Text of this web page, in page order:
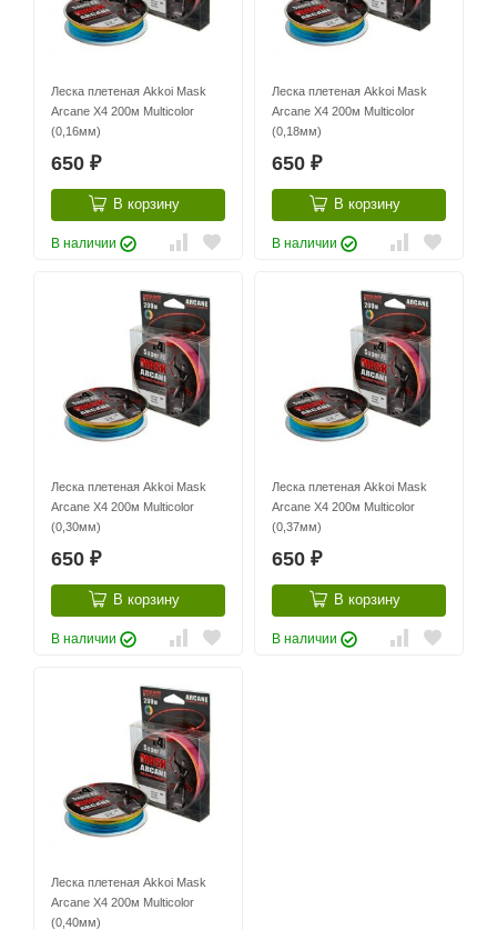
Леска плетеная Akkoi Mask
Arcane X4 200м Multicolor
(0,16мм)
650 ₽
В корзину
В наличии
Леска плетеная Akkoi Mask
Arcane X4 200м Multicolor
(0,18мм)
650 ₽
В корзину
В наличии
Леска плетеная Akkoi Mask
Arcane X4 200м Multicolor
(0,30мм)
650 ₽
В корзину
В наличии
Леска плетеная Akkoi Mask
Arcane X4 200м Multicolor
(0,37мм)
650 ₽
В корзину
В наличии
Леска плетеная Akkoi Mask
Arcane X4 200м Multicolor
(0,40мм)